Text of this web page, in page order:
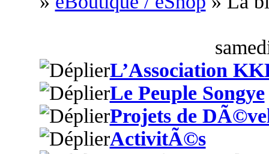
L’Association
Le Peuple Songye
Projets de
ActivitÃ©s